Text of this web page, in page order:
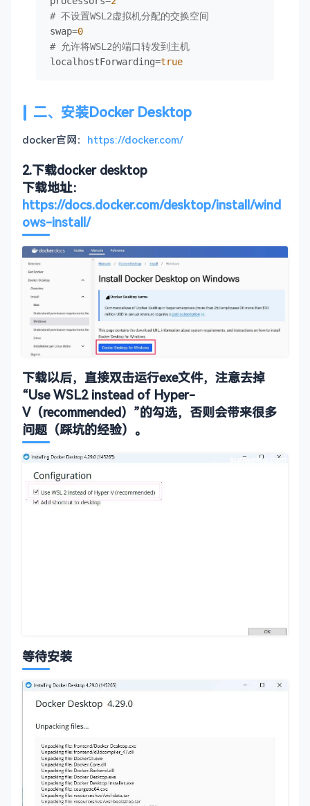
# 不设置WSL2虚拟机分配的交换空间
swap=0
# 允许将WSL2的端口转发到主机
localhostForwarding=true
二、安装Docker Desktop
docker官网： https://docker.com/
2.下载docker desktop
下载地址：
https://docs.docker.com/desktop/install/wind
ows-install/
下载以后，直接双击运行exe文件，注意去掉
“Use WSL2 instead of Hyper-
V（recommended）”的勾选，否则会带来很多
问题（踩坑的经验）。
等待安装